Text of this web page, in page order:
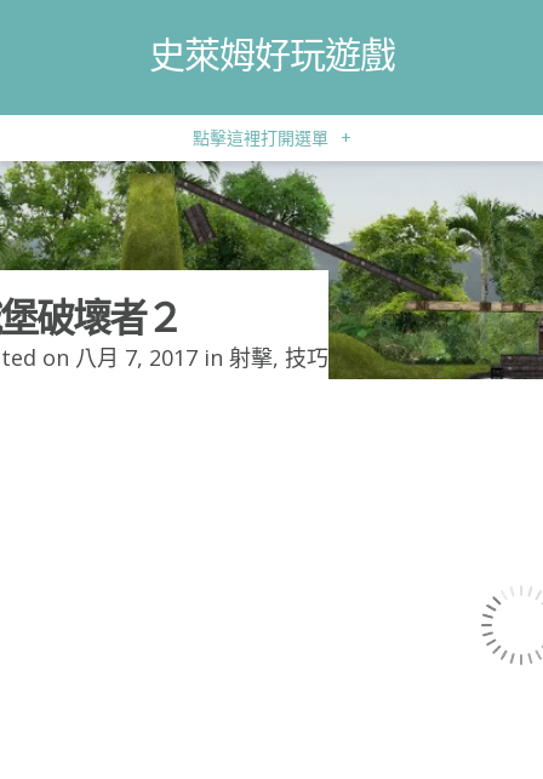
史萊姆好玩遊戲
點擊這裡打開選單 +
破壞者２
on 八月 7, 2017 in 射擊, 技巧